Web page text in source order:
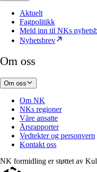
Aktuelt
Fagpolitikk
Meld inn til NKs
Nyhetsbrev
Om oss
Om oss
Om NK
NKs regioner
Våre ansatte
Årsrapporter
Vedtekter og personvern
Kontakt oss
NK formidling er støttet av